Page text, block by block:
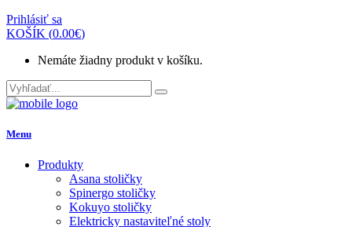
Prihlásiť sa
KOŠÍK (0.00€)
Nemáte žiadny produkt v košíku.
Menu
Produkty
Asana stoličky
Spinergo stoličky
Kokuyo stoličky
Elektricky nastaviteľné stoly